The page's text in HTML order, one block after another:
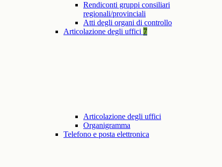
Rendiconti gruppi consiliari
regionali/provinciali
Atti degli organi di controllo
Articolazione degli uffici 7
Articolazione degli uffici
Organigramma
Telefono e posta elettronica